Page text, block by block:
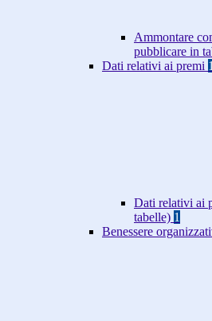
Ammontare
pubblicare in
Dati relativi ai premi 1
Dati relativi ai
tabelle) 1
Benessere